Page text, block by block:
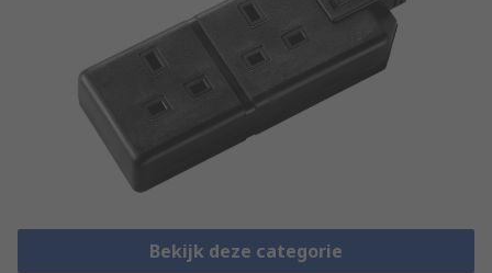
Bekijk deze categorie